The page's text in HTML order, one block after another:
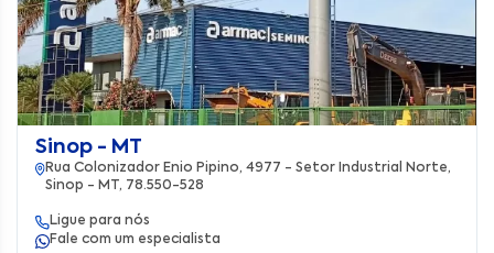
Sinop - MT
Rua Colonizador Enio Pipino, 4977 - Setor Industrial Norte,
Sinop - MT, 78.550-528
Ligue para nós
Fale com um especialista